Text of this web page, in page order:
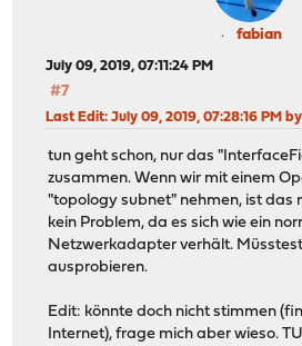
fabian
July 09, 2019, 07:11:24 PM
#7
Last Edit: July 09, 2019, 07:28:16 PM
tun geht schon, nur das
zusammen. Wenn wir mit einem
"topology subnet" nehmen, ist das
kein Problem, da es sich wie ein
Netzwerkadapter verhält.
ausprobieren.
Edit: könnte doch nicht stimmen
Internet), frage mich aber wieso.